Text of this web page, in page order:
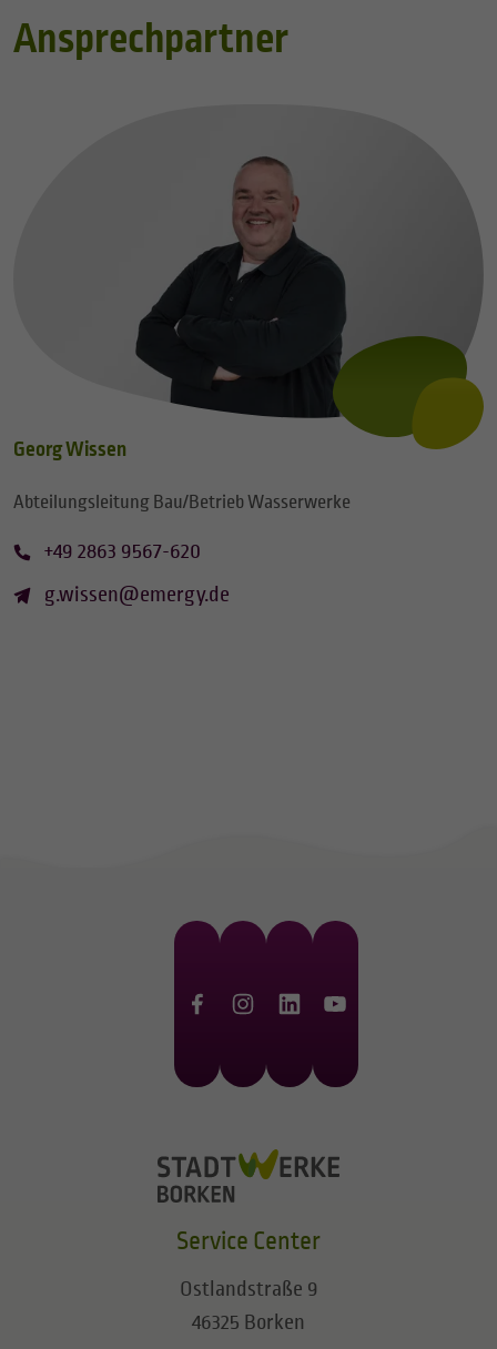
Ansprechpartner
Georg Wissen
Abteilungsleitung Bau/Betrieb Wasserwerke
+49 2863 9567-620
g.wissen@emergy.de
Service Center
Ostlandstraße 9
46325 Borken